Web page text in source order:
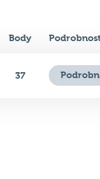
Body
37